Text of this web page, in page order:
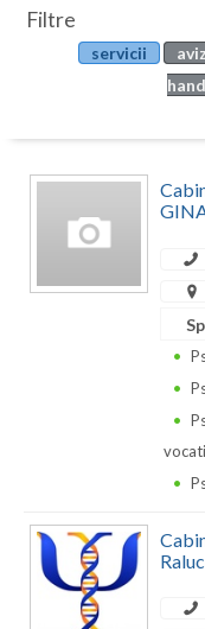
Botosani
Bucuresti
Buzau
Dolj
Articole
Evenimente
Filtre
servicii